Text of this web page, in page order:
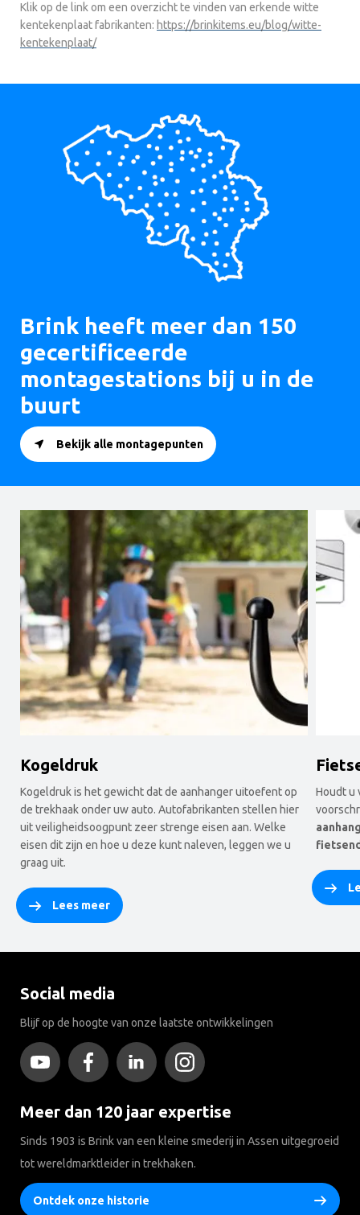
Klik op de link om een overzicht te vinden van erkende witte
kentekenplaat fabrikanten: https://brinkitems.eu/blog/witte-
kentekenplaat/
Brink heeft meer dan 150
gecertificeerde
montagestations bij u in de
buurt
Bekijk alle montagepunten
Kogeldruk
Kogeldruk is het gewicht dat de aanhanger uitoefent op
de trekhaak onder uw auto. Autofabrikanten stellen hier
uit veiligheidsoogpunt zeer strenge eisen aan. Welke
eisen dit zijn en hoe u deze kunt naleven, leggen we u
graag uit.
Lees meer
Houdt u
Social media
Blijf op de hoogte van onze laatste ontwikkelingen
Meer dan 120 jaar expertise
Sinds 1903 is Brink van een kleine smederij in Assen uitgegroeid
tot wereldmarktleider in trekhaken.
Ontdek onze historie